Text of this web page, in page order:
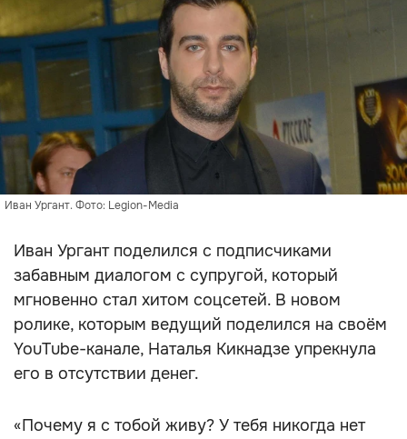
Иван Ургант. Фото: Legion-Media
Иван Ургант поделился с подписчиками
забавным диалогом с супругой, который
мгновенно стал хитом соцсетей. В новом
ролике, которым ведущий поделился на своём
YouTube-канале, Наталья Кикнадзе упрекнула
его в отсутствии денег.
«Почему я с тобой живу? У тебя никогда нет